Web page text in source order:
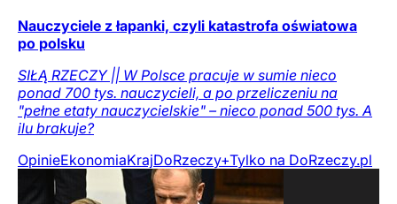
Nauczyciele z łapanki, czyli katastrofa oświatowa
po polsku
SIŁĄ RZECZY || W Polsce pracuje w sumie nieco
ponad 700 tys. nauczycieli, a po przeliczeniu na
"pełne etaty nauczycielskie" – nieco ponad 500 tys. A
ilu brakuje?
OpinieEkonomiaKrajDoRzeczy+Tylko na DoRzeczy.pl